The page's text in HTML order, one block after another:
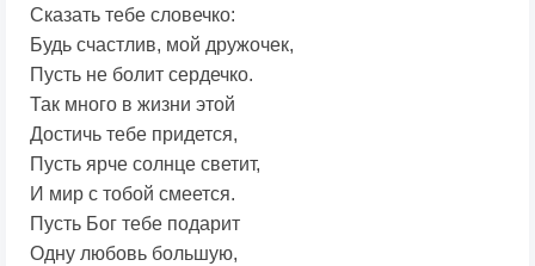
Сказать тебе словечко:
Будь счастлив, мой дружочек,
Пусть не болит сердечко.
Так много в жизни этой
Достичь тебе придется,
Пусть ярче солнце светит,
И мир с тобой смеется.
Пусть Бог тебе подарит
Одну любовь большую,